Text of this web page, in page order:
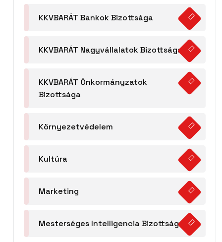
KKVBARÁT Bankok Bizottsága
KKVBARÁT Nagyvállalatok Bizottsága
KKVBARÁT Önkormányzatok
Bizottsága
Környezetvédelem
Kultúra
Marketing
Mesterséges Intelligencia Bizottság